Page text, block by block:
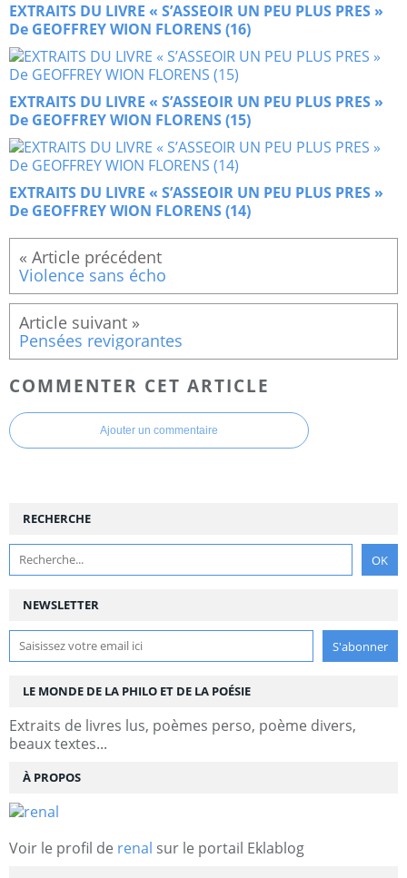
EXTRAITS DU LIVRE « S’ASSEOIR UN PEU PLUS PRES »
De GEOFFREY WION FLORENS (16)
EXTRAITS DU LIVRE « S’ASSEOIR UN PEU PLUS PRES »
De GEOFFREY WION FLORENS (15)
EXTRAITS DU LIVRE « S’ASSEOIR UN PEU PLUS PRES »
De GEOFFREY WION FLORENS (14)
Violence sans écho
Pensées revigorantes
COMMENTER CET ARTICLE
Ajouter un commentaire
NEWSLETTER
RECHERCHE
LE MONDE DE LA PHILO ET DE LA POÉSIE
Extraits de livres lus, poèmes perso, poème divers,
beaux textes...
À PROPOS
Voir le profil de renal sur le portail Eklablog